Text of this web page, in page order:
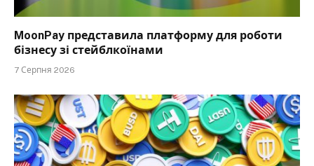
MoonPay представила платформу для роботи
бізнесу зі стейблкоїнами
7 Серпня 2026